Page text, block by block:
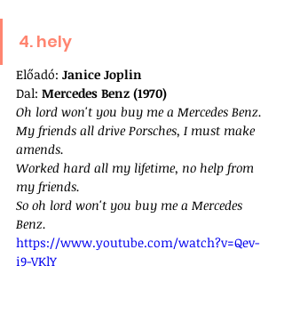
4. hely
Előadó: Janice Joplin
Dal: Mercedes Benz (1970)
Oh lord won't you buy me a Mercedes Benz.
My friends all drive Porsches, I must make
amends.
Worked hard all my lifetime, no help from
my friends.
So oh lord won't you buy me a Mercedes
Benz.
https://www.youtube.com/watch?v=Qev-
i9-VKlY